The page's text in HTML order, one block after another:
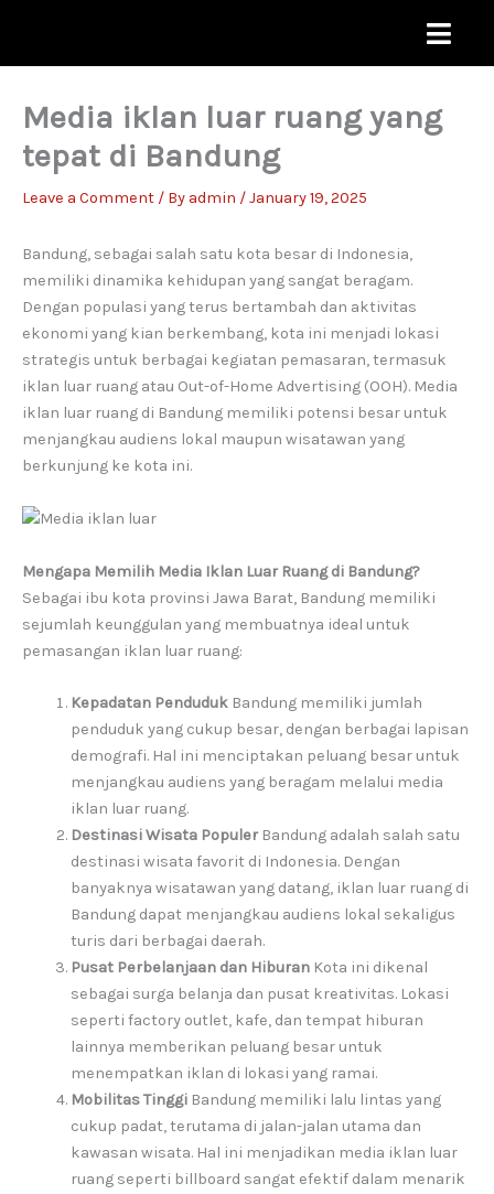
content
Media iklan luar ruang yang
tepat di Bandung
Leave a Comment / By admin /January 19, 2025
Bandung, sebagai salah satu kota besar di Indonesia,
memiliki dinamika kehidupan yang sangat beragam.
Dengan populasi yang terus bertambah dan aktivitas
ekonomi yang kian berkembang, kota ini menjadi lokasi
strategis untuk berbagai kegiatan pemasaran, termasuk
iklan luar ruang atau Out-of-Home Advertising (OOH). Media
iklan luar ruang di Bandung memiliki potensi besar untuk
menjangkau audiens lokal maupun wisatawan yang
berkunjung ke kota ini.
Mengapa Memilih Media Iklan Luar Ruang di Bandung?
Sebagai ibu kota provinsi Jawa Barat, Bandung memiliki
sejumlah keunggulan yang membuatnya ideal untuk
pemasangan iklan luar ruang:
Kepadatan PendudukBandung memiliki jumlah
penduduk yang cukup besar, dengan berbagai lapisan
demografi. Hal ini menciptakan peluang besar untuk
menjangkau audiens yang beragam melalui media
iklan luar ruang.
Destinasi Wisata PopulerBandung adalah salah satu
destinasi wisata favorit di Indonesia. Dengan
banyaknya wisatawan yang datang, iklan luar ruang di
Bandung dapat menjangkau audiens lokal sekaligus
turis dari berbagai daerah.
Pusat Perbelanjaan dan HiburanKota ini dikenal
sebagai surga belanja dan pusat kreativitas. Lokasi
seperti factory outlet, kafe, dan tempat hiburan
lainnya memberikan peluang besar untuk
menempatkan iklan di lokasi yang ramai.
Mobilitas TinggiBandung memiliki lalu lintas yang
cukup padat, terutama di jalan-jalan utama dan
kawasan wisata. Hal ini menjadikan media iklan luar
ruang seperti billboard sangat efektif dalam menarik